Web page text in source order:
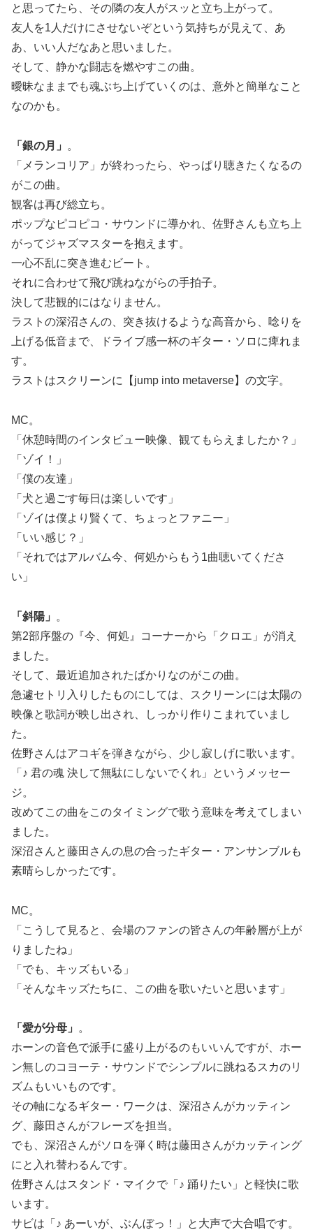
と思ってたら、その隣の友人がスッと立ち上がって。
友人を1人だけにさせないぞという気持ちが見えて、あ
あ、いい人だなあと思いました。
そして、静かな闘志を燃やすこの曲。
曖昧なままでも魂ぶち上げていくのは、意外と簡単なこと
なのかも。
「銀の月」
。
「メランコリア」が終わったら、やっぱり聴きたくなるの
がこの曲。
観客は再び総立ち。
ポップなピコピコ・サウンドに導かれ、佐野さんも立ち上
がってジャズマスターを抱えます。
一心不乱に突き進むビート。
それに合わせて飛び跳ねながらの手拍子。
決して悲観的にはなりません。
ラストの深沼さんの、突き抜けるような高音から、唸りを
上げる低音まで、ドライブ感一杯のギター・ソロに痺れま
す。
ラストはスクリーンに【jump into metaverse】の文字。
MC。
「休憩時間のインタビュー映像、観てもらえましたか？」
「ゾイ！」
「僕の友達」
「犬と過ごす毎日は楽しいです」
「ゾイは僕より賢くて、ちょっとファニー」
「いい感じ？」
「それではアルバム今、何処からもう1曲聴いてくださ
い」
「斜陽」
。
第2部序盤の『今、何処』コーナーから「クロエ」が消え
ました。
そして、最近追加されたばかりなのがこの曲。
急遽セトリ入りしたものにしては、スクリーンには太陽の
映像と歌詞が映し出され、しっかり作りこまれていまし
た。
佐野さんはアコギを弾きながら、少し寂しげに歌います。
「♪ 君の魂 決して無駄にしないでくれ」というメッセー
ジ。
改めてこの曲をこのタイミングで歌う意味を考えてしまい
ました。
深沼さんと藤田さんの息の合ったギター・アンサンブルも
素晴らしかったです。
MC。
「こうして見ると、会場のファンの皆さんの年齢層が上が
りましたね」
「でも、キッズもいる」
「そんなキッズたちに、この曲を歌いたいと思います」
「愛が分母」
。
ホーンの音色で派手に盛り上がるのもいいんですが、ホー
ン無しのコヨーテ・サウンドでシンプルに跳ねるスカのリ
ズムもいいものです。
その軸になるギター・ワークは、深沼さんがカッティン
グ、藤田さんがフレーズを担当。
でも、深沼さんがソロを弾く時は藤田さんがカッティング
にと入れ替わるんです。
佐野さんはスタンド・マイクで「♪ 踊りたい」と軽快に歌
います。
サビは「♪ あーいが、ぶんぼっ！」と大声で大合唱です。